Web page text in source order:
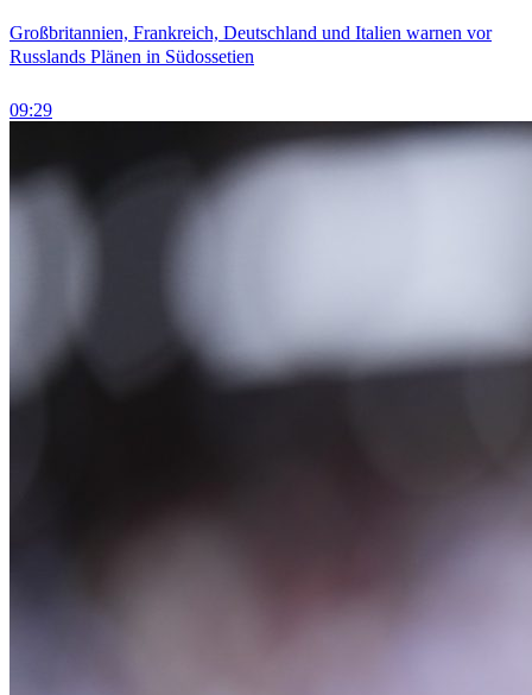
Großbritannien, Frankreich, Deutschland und Italien warnen vor
Russlands Plänen in Südossetien
09:29